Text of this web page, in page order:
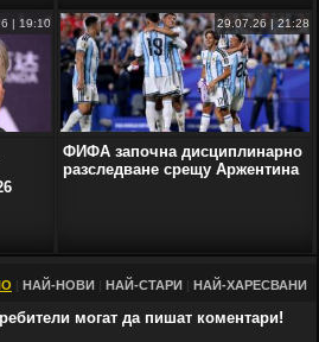
| 19:10 29.07.26 | 21:28
ФИФА започна дисциплинарно
разследване срещу Аржентина
НАЙ-НОВИ НАЙ-СТАРИ НАЙ-ХАРЕСВАНИ
могат да пишат коментари!